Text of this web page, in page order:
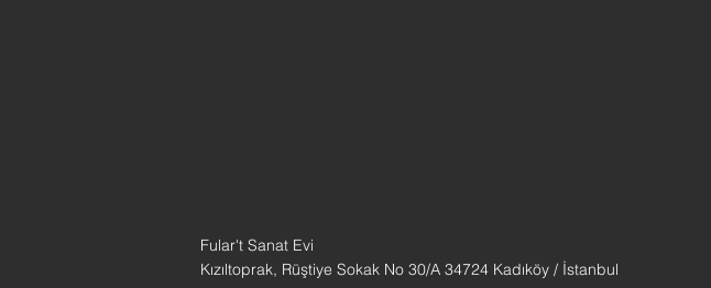
Fular't Sanat Evi
Kızıltoprak, Rüştiye Sokak No 30/A 34724 Kadıköy / İstanbul